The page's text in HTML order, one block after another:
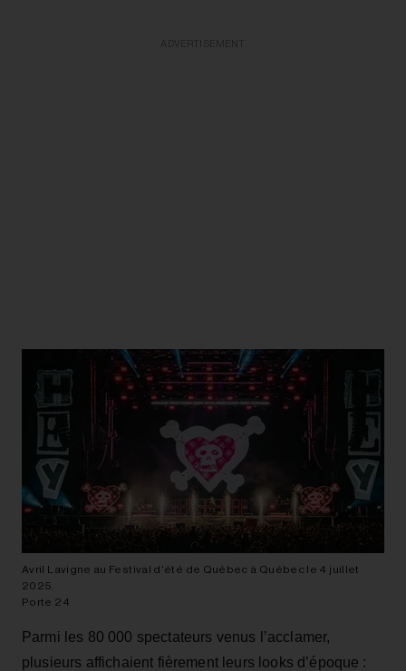
Avril Lavigne au Festival d'été de Québec à Québec le 4 juillet
2025.
Porte 24
Parmi les 80 000 spectateurs venus l’acclamer,
plusieurs affichaient fièrement leurs looks d’époque :